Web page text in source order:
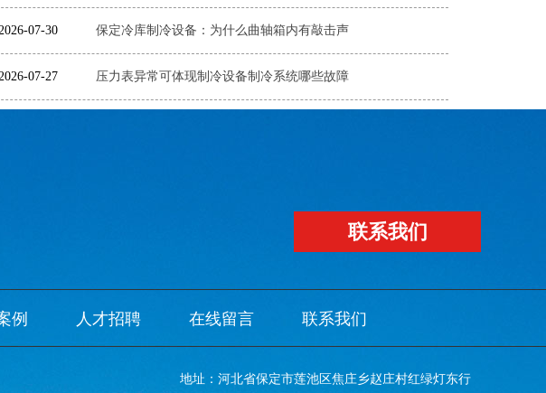
07-30 保定冷库制冷设备：为什么曲轴箱内有敲击声
07-27 压力表异常可体现制冷设备制冷系统哪些故障
联系我们
例 人才招聘 在线留言 联系我们
地址：河北省保定市莲池区焦庄乡赵庄村红绿灯东行